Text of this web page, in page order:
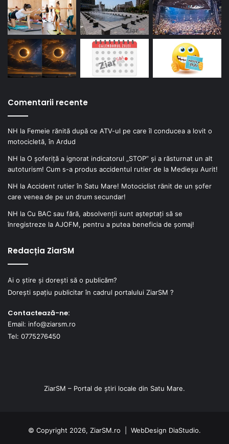
Comentarii recente
NH la Femeie rănită după ce ATV-ul pe care îl conducea a lovit o
motocicletă, în Ardud
NH la O șoferiță a ignorat indicatorul „STOP” și a răsturnat un alt
autoturism! Cum s-a produs accidentul rutier de la Medieșu Aurit!
NH la Accident rutier în Satu Mare! Motociclist rănit de un șofer
care venea de pe un drum secundar!
NH la Cu BAC sau fără, absolvenții sunt așteptați să se
înregistreze la AJOFM, pentru a putea beneficia de șomaj!
Redacția ZiarSM
Ai o știre și dorești să o publicăm?
Dorești spațiu publicitar în cadrul portalului ZiarSM ?
Contactează-ne:
Email: info@ziarsm.ro
Tel: 0775276450
ZiarSM – Portal de știri locale din Satu Mare.
© Copyright 2026, ZiarSM.ro | WebDesign DiaStudio.